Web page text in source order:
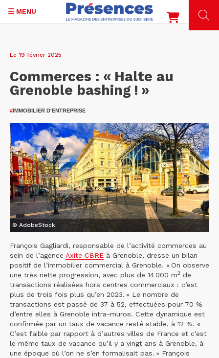
MENU
Le 19 février 2025
Commerces : « Halte au
Grenoble bashing ! »
#IMMOBILIER D'ENTREPRISE
© AdobeStock
François Gagliardi, responsable de l’activité commerces au
sein de l’agence Axite CBRE à Grenoble, dresse un bilan
positif de l’immobilier commercial à Grenoble. « On observe
une très nette progression, avec plus de 14 000 m2 de
transactions réalisées hors centres commerciaux : c’est
plus de trois fois plus qu’en 2023. » Le nombre de
transactions est passé de 37 à 52, effectuées pour 70 %
d’entre elles à Grenoble intra-muros. Cette dynamique est
confirmée par un taux de vacance resté stable, à 12 %. «
C’est faible par rapport à d’autres villes de France et c’est
le même taux de vacance qu’il y a vingt ans à Grenoble, à
une époque où l’on ne s’en formalisait pas. » François